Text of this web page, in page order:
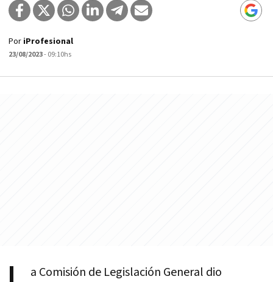
Por iProfesional
23/08/2023- 09:10hs
a Comisión de Legislación General dio